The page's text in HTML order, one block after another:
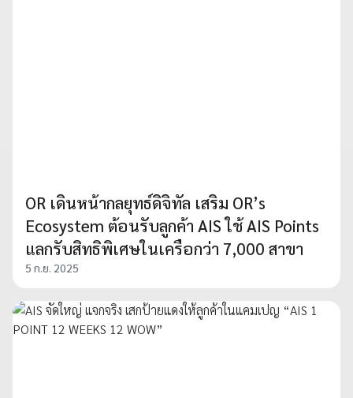
OR เดินหน้ากลยุทธ์ดิจิทัล เสริม OR’s
Ecosystem ต้อนรับลูกค้า AIS ใช้ AIS Points
แลกรับสิทธิพิเศษในเครือกว่า 7,000 สาขา
5 ก.ย. 2025